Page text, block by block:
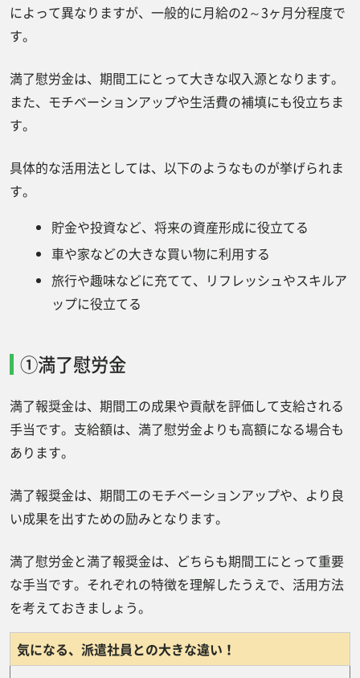
休日出勤手当
期間工の満了金についての注意点
税金の控除を理解する
工場・製造業のお仕事探しならジョブ派遣
まとめ
によって異なりますが、一般的に月給の2～3ヶ月分程度で
す。
満了慰労金は、期間工にとって大きな収入源となります。
また、モチベーションアップや生活費の補填にも役立ちま
す。
具体的な活用法としては、以下のようなものが挙げられま
す。
貯金や投資など、将来の資産形成に役立てる
車や家などの大きな買い物に利用する
旅行や趣味などに充てて、リフレッシュやスキルア
ップに役立てる
①満了慰労金
満了報奨金は、期間工の成果や貢献を評価して支給される
手当です。支給額は、満了慰労金よりも高額になる場合も
あります。
満了報奨金は、期間工のモチベーションアップや、より良
い成果を出すための励みとなります。
満了慰労金と満了報奨金は、どちらも期間工にとって重要
な手当です。それぞれの特徴を理解したうえで、活用方法
を考えておきましょう。
気になる、派遣社員との大きな違い！